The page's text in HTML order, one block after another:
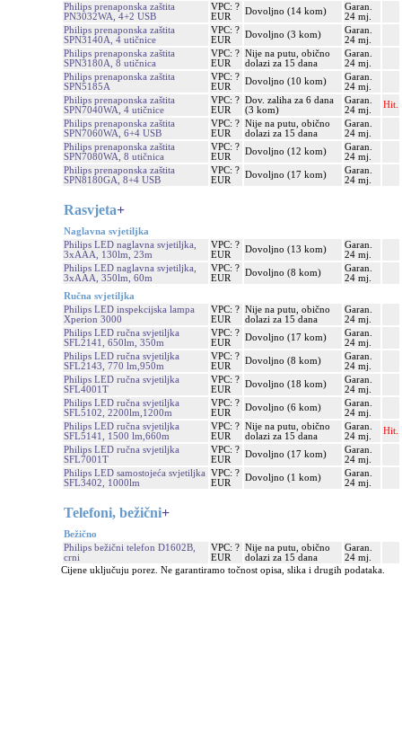
Philips prenaponska zaštita
PN3032WA, 4+2 USB
VPC: ?
EUR
Dovoljno (14 kom)
Garan.
24 mj.
Philips prenaponska zaštita
SPN3140A, 4 utičnice
VPC: ?
EUR
Dovoljno (3 kom)
Garan.
24 mj.
Philips prenaponska zaštita
SPN3180A, 8 utičnica
VPC: ?
EUR
Nije na putu, obično
dolazi za 15 dana
Garan.
24 mj.
Philips prenaponska zaštita
SPN5185A
VPC: ?
EUR
Dovoljno (10 kom)
Garan.
24 mj.
Philips prenaponska zaštita
SPN7040WA, 4 utičnice
VPC: ?
EUR
Dov. zaliha za 6 dana
(3 kom)
Garan.
24 mj.
Hit.
Philips prenaponska zaštita
SPN7060WA, 6+4 USB
VPC: ?
EUR
Nije na putu, obično
dolazi za 15 dana
Garan.
24 mj.
Philips prenaponska zaštita
SPN7080WA, 8 utičnica
VPC: ?
EUR
Dovoljno (12 kom)
Garan.
24 mj.
Philips prenaponska zaštita
SPN8180GA, 8+4 USB
VPC: ?
EUR
Dovoljno (17 kom)
Garan.
24 mj.
Rasvjeta+
Naglavna svjetiljka
Philips LED naglavna svjetiljka,
3xAAA, 130lm, 23m
VPC: ?
EUR
Dovoljno (13 kom)
Garan.
24 mj.
Philips LED naglavna svjetiljka,
3xAAA, 350lm, 60m
VPC: ?
EUR
Dovoljno (8 kom)
Garan.
24 mj.
Ručna svjetiljka
Philips LED inspekcijska lampa
Xperion 3000
VPC: ?
EUR
Nije na putu, obično
dolazi za 15 dana
Garan.
24 mj.
Philips LED ručna svjetiljka
SFL2141, 650lm, 350m
VPC: ?
EUR
Dovoljno (17 kom)
Garan.
24 mj.
Philips LED ručna svjetiljka
SFL2143, 770 lm,950m
VPC: ?
EUR
Dovoljno (8 kom)
Garan.
24 mj.
Philips LED ručna svjetiljka
SFL4001T
VPC: ?
EUR
Dovoljno (18 kom)
Garan.
24 mj.
Philips LED ručna svjetiljka
SFL5102, 2200lm,1200m
VPC: ?
EUR
Dovoljno (6 kom)
Garan.
24 mj.
Philips LED ručna svjetiljka
SFL5141, 1500 lm,660m
VPC: ?
EUR
Nije na putu, obično
dolazi za 15 dana
Garan.
24 mj.
Hit.
Philips LED ručna svjetiljka
SFL7001T
VPC: ?
EUR
Dovoljno (17 kom)
Garan.
24 mj.
Philips LED samostojeća svjetiljka
SFL3402, 1000lm
VPC: ?
EUR
Dovoljno (1 kom)
Garan.
24 mj.
Telefoni, bežični+
Bežično
Philips bežični telefon D1602B,
crni
VPC: ?
EUR
Nije na putu, obično
dolazi za 15 dana
Garan.
24 mj.
Cijene uključuju porez. Ne garantiramo točnost opisa, slika i drugih podataka.